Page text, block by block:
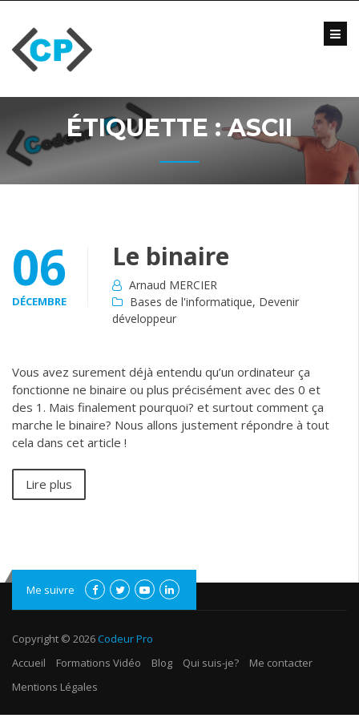
Blog
Vidéo
Formations
Entreprise
Me
contacter
content
ÉTIQUETTE :ASCII
06
DÉCEMBRE
Le binaire
Arnaud MERCIER
Bases de l'informatique, Devenir
développeur
Vous avez surement déjà entendu qu’un ordinateur ça
fonctionne ne binaire ou plus précisément avec des 0 et
des 1. Mais finalement pourquoi? et surtout comment ça
marche le binaire? Nous allons justement répondre à tout
cela dans cet article !
Lire plus
Me suivre
Copyright © 2026Codeur Pro
Accueil
Formations Vidéo Blog Qui suis-je?
Me contacter
Mentions Légales